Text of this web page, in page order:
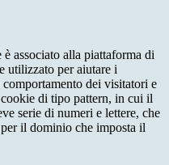
associato alla piattaforma di
utilizzato per aiutare i
dei visitatori e
di tipo pattern, in cui il
serie di numeri e lettere, che
il dominio che imposta il